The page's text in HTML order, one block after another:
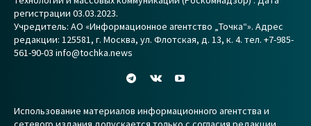
регистрации 03.03.2023.
Учредитель: АО «Информационное агентство „Точка“». Адрес
редакции: 125581, г. Москва, ул. Флотская, д. 13, к. 4. тел. +7-985-
561-90-03 info@tochka.news
Использование материалов информационного агентства и